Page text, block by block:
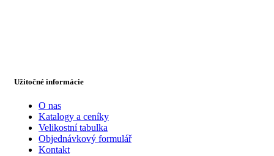
Užitočné informácie
O nas
Katalogy a ceníky
Velikostní tabulka
Objednávkový formulář
Kontakt